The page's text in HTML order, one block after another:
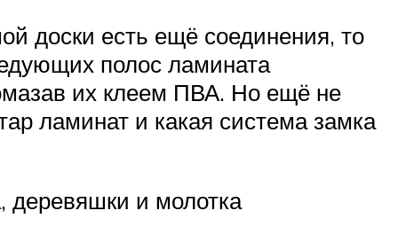
доски есть ещё соединения, то
полос ламината
их клеем ПВА. Но ещё не
ламинат и какая система замка
деревяшки и молотка